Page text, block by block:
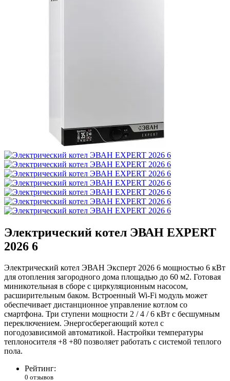
Электрический котел ЭВАН EXPERT
2026 6
Электрический котел ЭВАН Эксперт 2026 6 мощностью 6 кВт
для отопления загородного дома площадью до 60 м2. Готовая
миникотельная в сборе с циркуляционным насосом,
расширительным баком. Встроенный Wi-Fi модуль может
обеспечивает дистанционное управление котлом со
смартфона. Три ступени мощности 2 / 4 / 6 кВт с бесшумным
переключением. Энергосберегающий котел с
погодозависимой автоматикой. Настройки температуры
теплоносителя +8 +80 позволяет работать с системой теплого
пола.
Рейтинг:
0 отзывов